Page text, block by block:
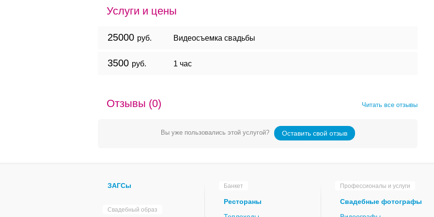
Услуги и цены
Видеосъемка свадьбы
25000 руб.
1 час
3500 руб.
Отзывы (0) Читать все отзывы
Вы уже пользовались этой услугой? Оставить свой отзыв
ЗАГСы
Свадебный образ
Банкет
Рестораны
Профессионалы и услуги
Свадебные фотографы